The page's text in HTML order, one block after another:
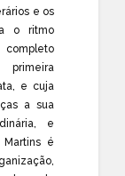
e os
o ritmo
primeira
e cuja
a sua
e
é